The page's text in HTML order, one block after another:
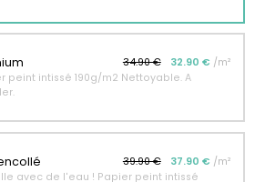
Affiche personnalisée
petits carreaux pour
enfant
À partir
34.90 € 32.90 € /m²
peint intissé 190g/m2 Nettoyable. A
39.90 € 37.90 € /m²
avec de l'eau ! Papier peint intissé